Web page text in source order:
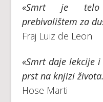
«Smrt je telo
prebivalištem za
Fraj Luiz de Leon
«Smrt daje lekcije
prst na knjizi
Hose Marti